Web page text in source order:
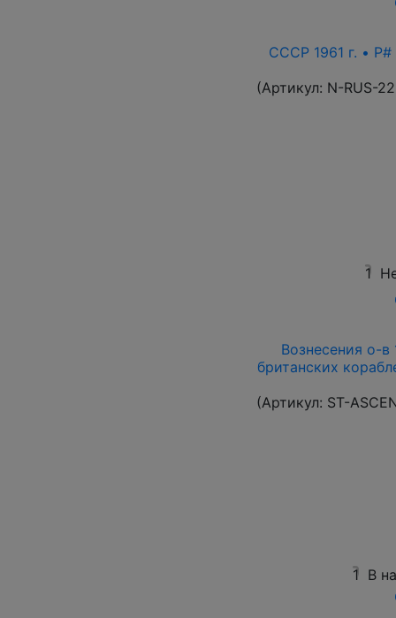
СССР 1961 г. •
(Артикул: N-RUS-
1
Вознесения о-в
британских
(Артикул: ST-
1 В